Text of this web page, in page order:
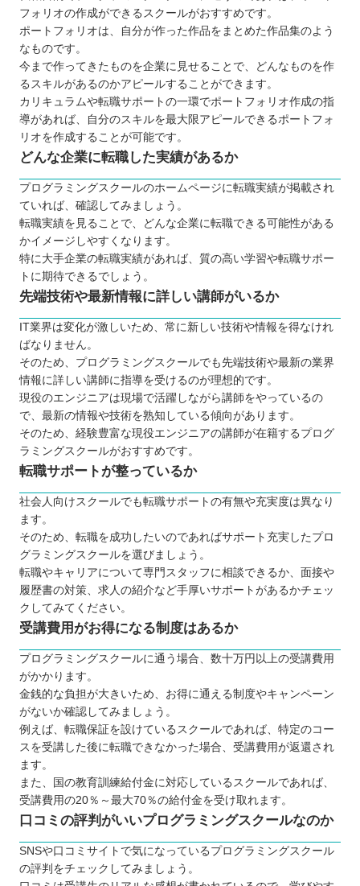
フォリオの作成ができるスクールがおすすめです。
ポートフォリオは、自分が作った作品をまとめた作品集のよう
なものです。
今まで作ってきたものを企業に見せることで、どんなものを作
るスキルがあるのかアピールすることができます。
カリキュラムや転職サポートの一環でポートフォリオ作成の指
導があれば、自分のスキルを最大限アピールできるポートフォ
リオを作成することが可能です。
どんな企業に転職した実績があるか
プログラミングスクールのホームページに転職実績が掲載され
ていれば、確認してみましょう。
転職実績を見ることで、どんな企業に転職できる可能性がある
かイメージしやすくなります。
特に大手企業の転職実績があれば、質の高い学習や転職サポー
トに期待できるでしょう。
先端技術や最新情報に詳しい講師がいるか
IT業界は変化が激しいため、常に新しい技術や情報を得なけれ
ばなりません。
そのため、プログラミングスクールでも先端技術や最新の業界
情報に詳しい講師に指導を受けるのが理想的です。
現役のエンジニアは現場で活躍しながら講師をやっているの
で、最新の情報や技術を熟知している傾向があります。
そのため、経験豊富な現役エンジニアの講師が在籍するプログ
ラミングスクールがおすすめです。
転職サポートが整っているか
社会人向けスクールでも転職サポートの有無や充実度は異なり
ます。
そのため、転職を成功したいのであればサポート充実したプロ
グラミングスクールを選びましょう。
転職やキャリアについて専門スタッフに相談できるか、面接や
履歴書の対策、求人の紹介など手厚いサポートがあるかチェッ
クしてみてください。
受講費用がお得になる制度はあるか
プログラミングスクールに通う場合、数十万円以上の受講費用
がかかります。
金銭的な負担が大きいため、お得に通える制度やキャンペーン
がないか確認してみましょう。
例えば、転職保証を設けているスクールであれば、特定のコー
スを受講した後に転職できなかった場合、受講費用が返還され
ます。
また、国の教育訓練給付金に対応しているスクールであれば、
受講費用の20％～最大70％の給付金を受け取れます。
口コミの評判がいいプログラミングスクールなのか
SNSや口コミサイトで気になっているプログラミングスクール
の評判をチェックしてみましょう。